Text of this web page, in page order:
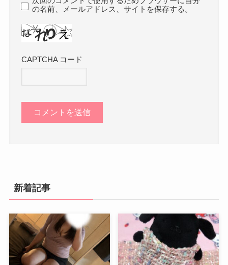
の名前、メールアドレス、サイトを保存する。
CAPTCHA コード
新着記事